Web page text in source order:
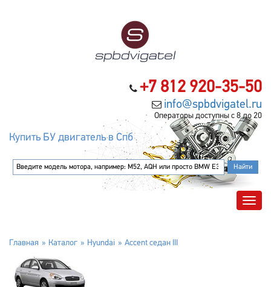
+7 812 920-35-50
info@spbdvigatel.ru
Операторы доступны с 8 до 20
Купить БУ двигатель в Спб
Главная Каталог Hyundai Accent седан III